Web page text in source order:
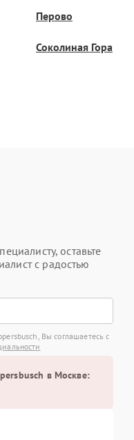
Перово
Соколиная Гора
оставьте
с радостью
Вы соглашаетесь с
в Москве: